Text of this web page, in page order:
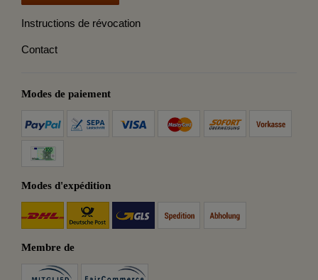
Instructions de révocation
Contact
Modes de paiement
Modes d'expédition
Membre de